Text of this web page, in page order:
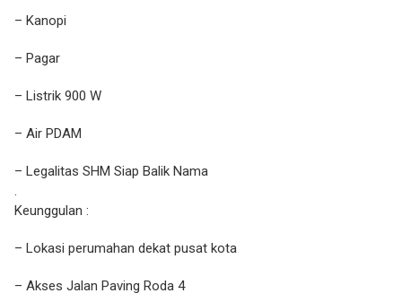
– Kanopi
– Pagar
– Listrik 900 W
– Air PDAM
– Legalitas SHM Siap Balik Nama
.
Keunggulan :
– Lokasi perumahan dekat pusat kota
– Akses Jalan Paving Roda 4